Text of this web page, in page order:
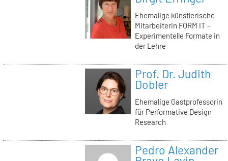
Ehemalige künstlerische
Mitarbeiterin FORM IT –
Experimentelle Formate in
der Lehre
Prof. Dr. Judith
Dobler
Ehemalige Gastprofessorin
für Performative Design
Research
Pedro Alexander